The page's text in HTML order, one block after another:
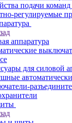
подачи
регулируемые
аппаратура
для силовой